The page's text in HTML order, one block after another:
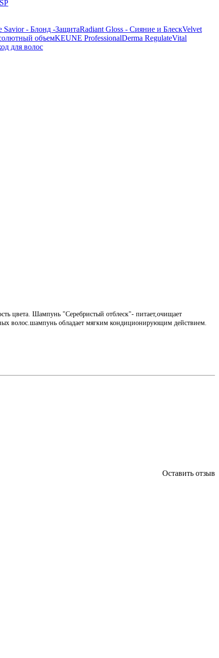
Savior - Блонд -ЗащитаRadiant Gloss - Сияние и БлескVelvet
объемKEUNE ProfessionalDerma RegulateVital
для волос
цвета. Шампунь "Серебристый отблеск"- питает,очищает
волос.шампунь обладает мягким кондиционирующим действием.
Оставить отзыв